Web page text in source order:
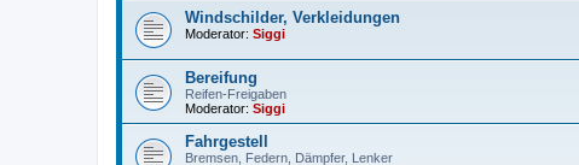
Windschilder, Verkleidungen
Moderator: Siggi
Bereifung
Reifen-Freigaben
Moderator: Siggi
Fahrgestell
Bremsen, Federn, Dämpfer, Lenker